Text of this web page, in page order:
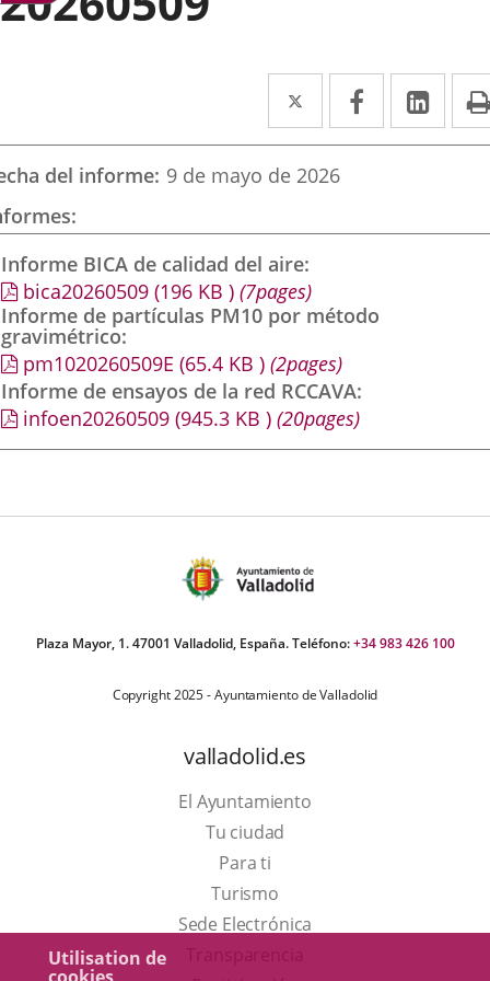
Utilisation de
Twitter
Enlace
a
una
externa.
Facebook
Enlace
a
externa.
a
del informe 9 de mayo de 2026
Informe BICA de calidad del aire
bica20260509 (196 KB ) (7pages)
Informe de partículas PM10 por método
gravimétrico
pm1020260509E (65.4 KB ) (2pages)
Informe de ensayos de la red RCCAVA
infoen20260509 (945.3 KB ) (20pages)
Plaza Mayor, 1. 47001 Valladolid, España. Teléfono:+34 983 426 100
Copyright 2025 - Ayuntamiento de Valladolid
valladolid.es
El Ayuntamiento
Tu ciudad
Para ti
TurismoEste
enlace
Sede Electrónica